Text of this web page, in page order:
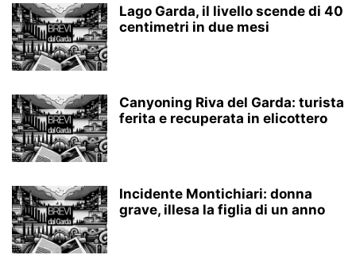
Lago Garda, il livello scende di 40
centimetri in due mesi
Canyoning Riva del Garda: turista
ferita e recuperata in elicottero
Incidente Montichiari: donna
grave, illesa la figlia di un anno